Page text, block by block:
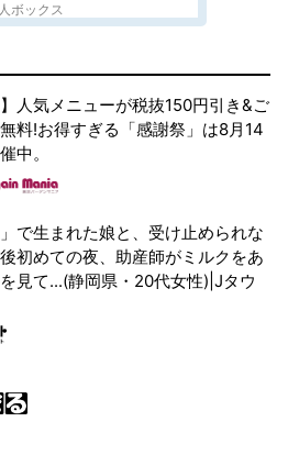
ボックス
】人気メニューが税抜150円引き&ご
料!お得すぎる「感謝祭」は8月14
中。
」で生まれた娘と、受け止められな
初めての夜、助産師がミルクをあ
見て...(静岡県・20代女性)|Jタウ